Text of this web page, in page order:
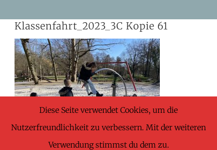
content
Klassenfahrt_2023_3C Kopie 61
Diese Seite verwendet Cookies, um die
Nutzerfreundlichkeit zu verbessern. Mit der weiteren
Verwendung stimmst du dem zu.